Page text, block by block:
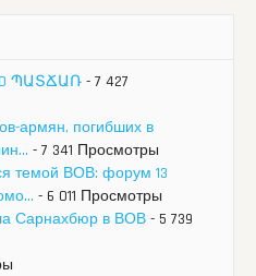
ՊԱՏՃԱՌ - 7 427
армян, погибших в
- 7 341 Просмотры
темой ВОВ: форум 13
- 6 011 Просмотры
Сарнахбюр в ВОВ - 5 739